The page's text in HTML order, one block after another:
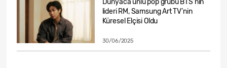
Dünyaca ünlü pop grubu BTS’nin
lideri RM, Samsung Art TV’nin
Küresel Elçisi Oldu
30/06/2025